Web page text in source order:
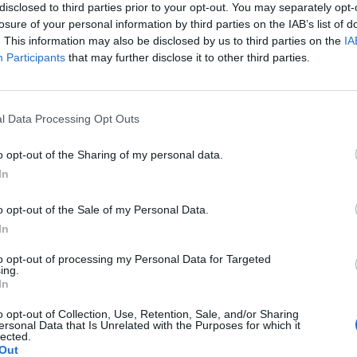
to third parties prior to your opt-out. You may separately
of your personal information by third parties on the IAB’s list of
This information may also be disclosed by us to third parties on the
Participants that may further disclose it to other third parties.
Data Processing Opt Outs
opt-out of the Sharing of my personal data.
opt-out of the Sale of my Personal Data.
opt-out of processing my Personal Data for Targeted
opt-out of Collection, Use, Retention, Sale, and/or Sharing
Data that Is Unrelated with the Purposes for which it
de HSG, propietariatambién de losCleveland
Milwaukee Bucks(NBA). Ambos inversores
(128 millones de euros)a la MLS en 2018para
para operar el equipo deOhio tras la marcha del
de Estados Unidos. En abril, la
,
–y el equipo de
Royals– en una operación de cerca de 600 millones
de euros). Además, actualmente hay dos
2P
Liga F y Primera Federación; 200 clubes de ligas
de ACB y Primera FEB.